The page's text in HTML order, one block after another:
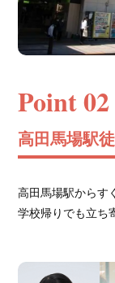
Point 02
高田馬場駅
高田馬場駅からす
学校帰りでも立ち